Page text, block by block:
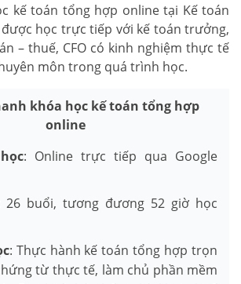
kế toán tổng hợp online tại Kế toán
được học trực tiếp với kế toán trưởng,
– thuế, CFO có kinh nghiệm thực tế
môn trong quá trình học.
khóa học kế toán tổng hợp
online
: Online trực tiếp qua Google
26 buổi, tương đương 52 giờ học
: Thực hành kế toán tổng hợp trọn
từ thực tế, làm chủ phần mềm